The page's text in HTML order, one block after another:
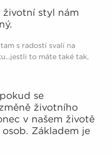
styl nám
s radostí svalí na
to máte také tak,
se
životního
v našem životě
Základem je